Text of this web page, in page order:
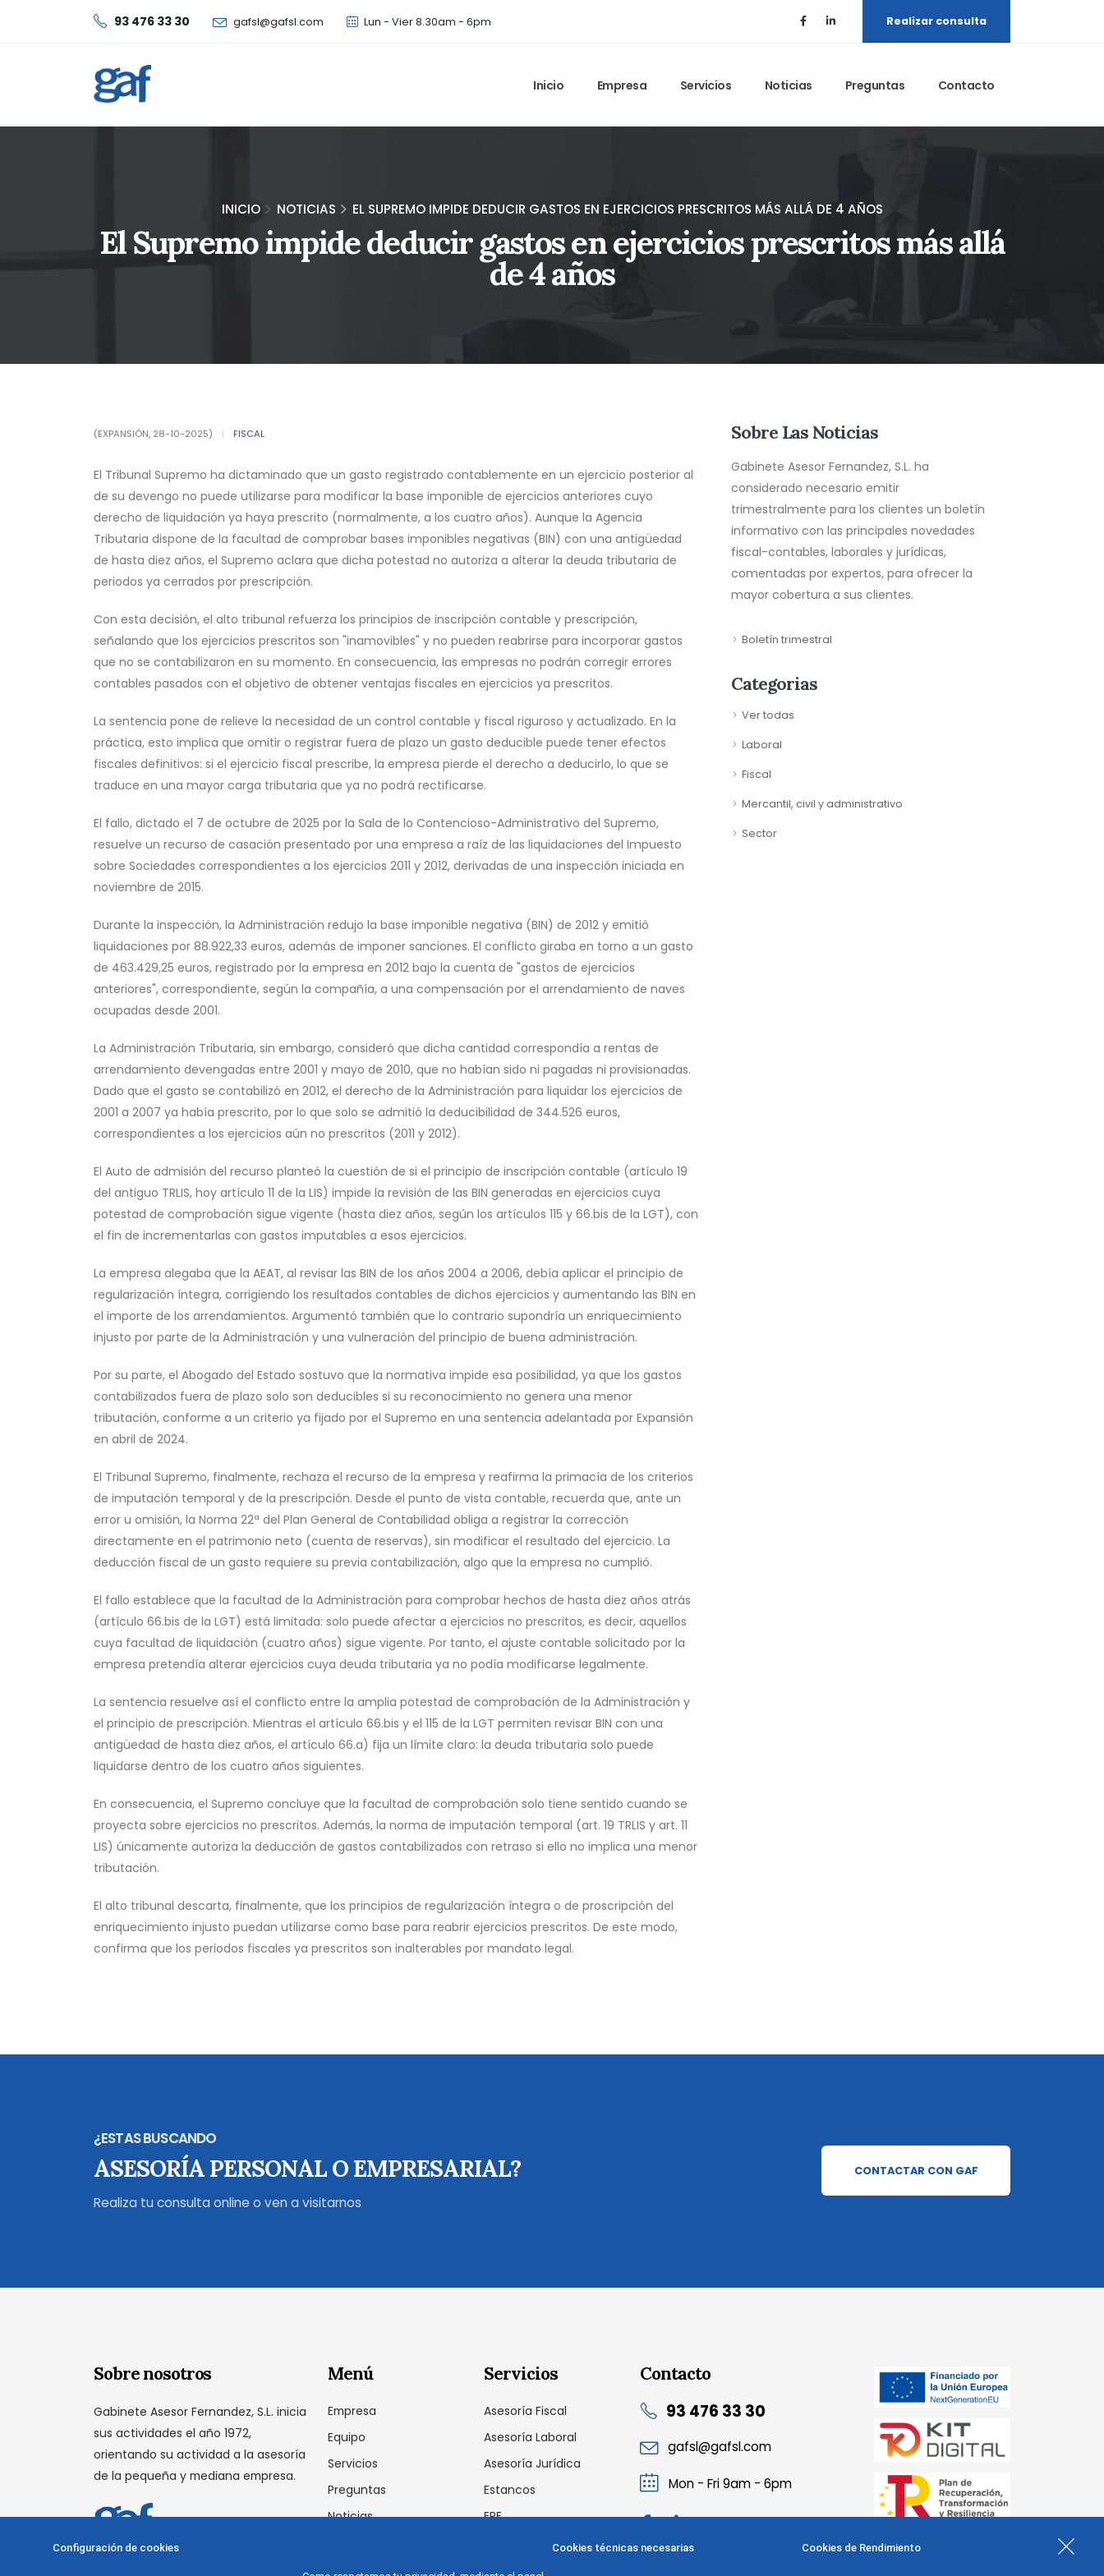
93 476 33 30 gafsl@gafsl.com Lun - Vier 8.30am - 6pm Realizar consulta
Inicio Empresa Servicios Noticias Preguntas Contacto
INICIO NOTICIAS EL SUPREMO IMPIDE DEDUCIR GASTOS EN EJERCICIOS PRESCRITOS MÁS ALLÁ DE 4 AÑOS
El Supremo impide deducir gastos en ejercicios prescritos más allá
de 4 años
(EXPANSIÓN, 28-10-2025) | FISCAL
El Tribunal Supremo ha dictaminado que un gasto registrado contablemente en un ejercicio posterior al
de su devengo no puede utilizarse para modificar la base imponible de ejercicios anteriores cuyo
derecho de liquidación ya haya prescrito (normalmente, a los cuatro años). Aunque la Agencia
Tributaria dispone de la facultad de comprobar bases imponibles negativas (BIN) con una antigüedad
de hasta diez años, el Supremo aclara que dicha potestad no autoriza a alterar la deuda tributaria de
periodos ya cerrados por prescripción.
Con esta decisión, el alto tribunal refuerza los principios de inscripción contable y prescripción,
señalando que los ejercicios prescritos son "inamovibles" y no pueden reabrirse para incorporar gastos
que no se contabilizaron en su momento. En consecuencia, las empresas no podrán corregir errores
contables pasados con el objetivo de obtener ventajas fiscales en ejercicios ya prescritos.
La sentencia pone de relieve la necesidad de un control contable y fiscal riguroso y actualizado. En la
práctica, esto implica que omitir o registrar fuera de plazo un gasto deducible puede tener efectos
fiscales definitivos: si el ejercicio fiscal prescribe, la empresa pierde el derecho a deducirlo, lo que se
traduce en una mayor carga tributaria que ya no podrá rectificarse.
El fallo, dictado el 7 de octubre de 2025 por la Sala de lo Contencioso-Administrativo del Supremo,
resuelve un recurso de casación presentado por una empresa a raíz de las liquidaciones del Impuesto
sobre Sociedades correspondientes a los ejercicios 2011 y 2012, derivadas de una inspección iniciada en
noviembre de 2015.
Durante la inspección, la Administración redujo la base imponible negativa (BIN) de 2012 y emitió
liquidaciones por 88.922,33 euros, además de imponer sanciones. El conflicto giraba en torno a un gasto
de 463.429,25 euros, registrado por la empresa en 2012 bajo la cuenta de "gastos de ejercicios
anteriores", correspondiente, según la compañía, a una compensación por el arrendamiento de naves
ocupadas desde 2001.
La Administración Tributaria, sin embargo, consideró que dicha cantidad correspondía a rentas de
arrendamiento devengadas entre 2001 y mayo de 2010, que no habían sido ni pagadas ni provisionadas.
Dado que el gasto se contabilizó en 2012, el derecho de la Administración para liquidar los ejercicios de
2001 a 2007 ya había prescrito, por lo que solo se admitió la deducibilidad de 344.526 euros,
correspondientes a los ejercicios aún no prescritos (2011 y 2012).
El Auto de admisión del recurso planteó la cuestión de si el principio de inscripción contable (artículo 19
del antiguo TRLIS, hoy artículo 11 de la LIS) impide la revisión de las BIN generadas en ejercicios cuya
potestad de comprobación sigue vigente (hasta diez años, según los artículos 115 y 66.bis de la LGT), con
el fin de incrementarlas con gastos imputables a esos ejercicios.
La empresa alegaba que la AEAT, al revisar las BIN de los años 2004 a 2006, debía aplicar el principio de
regularización íntegra, corrigiendo los resultados contables de dichos ejercicios y aumentando las BIN en
el importe de los arrendamientos. Argumentó también que lo contrario supondría un enriquecimiento
injusto por parte de la Administración y una vulneración del principio de buena administración.
Por su parte, el Abogado del Estado sostuvo que la normativa impide esa posibilidad, ya que los gastos
contabilizados fuera de plazo solo son deducibles si su reconocimiento no genera una menor
tributación, conforme a un criterio ya fijado por el Supremo en una sentencia adelantada por Expansión
en abril de 2024.
El Tribunal Supremo, finalmente, rechaza el recurso de la empresa y reafirma la primacía de los criterios
de imputación temporal y de la prescripción. Desde el punto de vista contable, recuerda que, ante un
error u omisión, la Norma 22ª del Plan General de Contabilidad obliga a registrar la corrección
directamente en el patrimonio neto (cuenta de reservas), sin modificar el resultado del ejercicio. La
deducción fiscal de un gasto requiere su previa contabilización, algo que la empresa no cumplió.
El fallo establece que la facultad de la Administración para comprobar hechos de hasta diez años atrás
(artículo 66.bis de la LGT) está limitada: solo puede afectar a ejercicios no prescritos, es decir, aquellos
cuya facultad de liquidación (cuatro años) sigue vigente. Por tanto, el ajuste contable solicitado por la
empresa pretendía alterar ejercicios cuya deuda tributaria ya no podía modificarse legalmente.
La sentencia resuelve así el conflicto entre la amplia potestad de comprobación de la Administración y
el principio de prescripción. Mientras el artículo 66.bis y el 115 de la LGT permiten revisar BIN con una
antigüedad de hasta diez años, el artículo 66.a) fija un límite claro: la deuda tributaria solo puede
liquidarse dentro de los cuatro años siguientes.
En consecuencia, el Supremo concluye que la facultad de comprobación solo tiene sentido cuando se
proyecta sobre ejercicios no prescritos. Además, la norma de imputación temporal (art. 19 TRLIS y art. 11
LIS) únicamente autoriza la deducción de gastos contabilizados con retraso si ello no implica una menor
tributación.
El alto tribunal descarta, finalmente, que los principios de regularización íntegra o de proscripción del
enriquecimiento injusto puedan utilizarse como base para reabrir ejercicios prescritos. De este modo,
confirma que los periodos fiscales ya prescritos son inalterables por mandato legal.
Sobre Las Noticias
Gabinete Asesor Fernandez, S.L. ha
considerado necesario emitir
trimestralmente para los clientes un boletín
informativo con las principales novedades
fiscal-contables, laborales y jurídicas,
comentadas por expertos, para ofrecer la
mayor cobertura a sus clientes.
Boletín trimestral
Categorias
Ver todas
Laboral
Fiscal
Mercantil, civil y administrativo
Sector
¿ESTAS BUSCANDO
ASESORÍA PERSONAL O EMPRESARIAL?
Realiza tu consulta online o ven a visitarnos
CONTACTAR CON GAF
Sobre nosotros
Gabinete Asesor Fernandez, S.L. inicia
sus actividades el año 1972,
orientando su actividad a la asesoría
de la pequeña y mediana empresa.
Menú
Empresa
Equipo
Servicios
Preguntas
Noticias
Servicios
Asesoría Fiscal
Asesoría Laboral
Asesoría Jurídica
Estancos
ERE
Auditoria Laboral
Outsourcing
Contacto
93 476 33 30
gafsl@gafsl.com
Mon - Fri 9am - 6pm
Configuración de cookies Cookies técnicas necesarias Cookies de Rendimiento